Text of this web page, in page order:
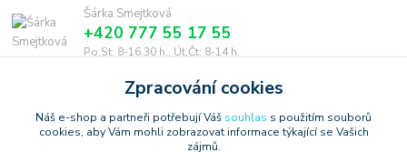
Šárka Smejtková
+420 777 55 17 55
Po,St: 8-16.30 h., Út,Čt: 8-14 h.
smejtkova@trigonmedia.czZpracování cookies
Náš e-shop a partneři potřebují Váš souhlas s použitím souborů
cookies, aby Vám mohli zobrazovat informace týkající se Vašich
zájmů.